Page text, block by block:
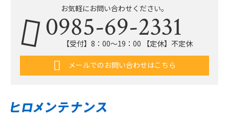
お気軽にお問い合わせください。
0985-69-2331
【受付】8：00〜19：00 【定休】不定休
メールでのお問い合わせはこちら